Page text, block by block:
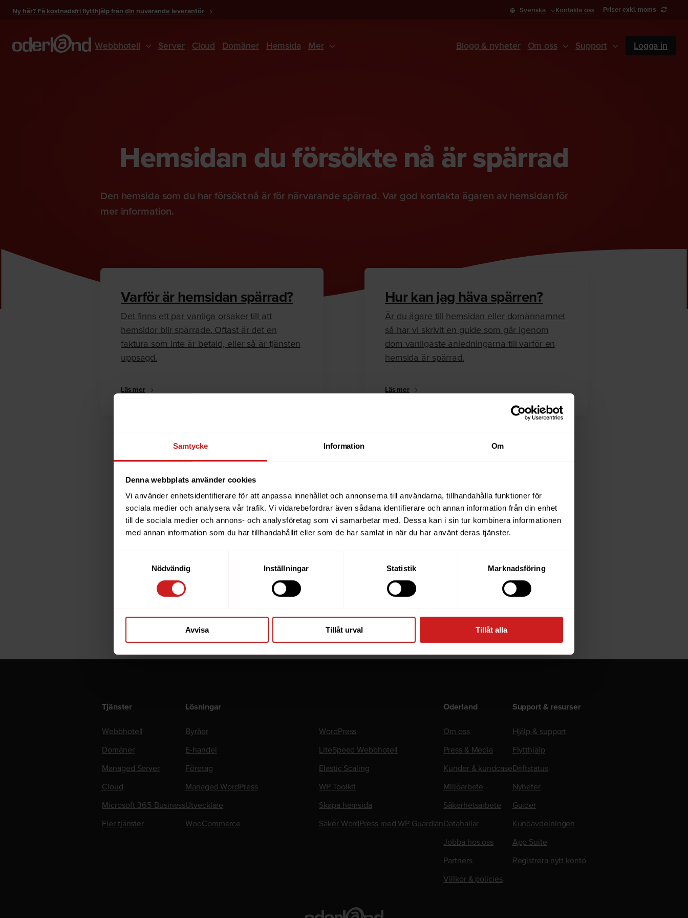
Samtycke Information Om
Denna webbplats använder cookies
Vi använder enhetsidentifierare för att anpassa innehållet och annonserna till användarna, tillhandahålla funktioner för
sociala medier och analysera vår trafik. Vi vidarebefordrar även sådana identifierare och annan information från din enhet
till de sociala medier och annons- och analysföretag som vi samarbetar med. Dessa kan i sin tur kombinera informationen
med annan information som du har tillhandahållit eller som de har samlat in när du har använt deras tjänster.
Nödvändig
Inställningar Statistik Marknadsföring
Avvisa Tillåt urval Tillåt alla
Ny här? Få kostnadsfri flytthjälp från din nuvarande leverantör Svenska Kontakta oss Priser exkl. moms
Webbhotell Server Cloud Domäner Hemsida Mer Blogg & nyheter Om oss Support Logga in
Hemsidan du försökte nå är spärrad
Den hemsida som du har försökt nå är för närvarande spärrad. Var god kontakta ägaren av hemsidan för
mer information.
Varför är hemsidan spärrad?
Det finns ett par vanliga orsaker till att
hemsidor blir spärrade. Oftast är det en
faktura som inte är betald, eller så är tjänsten
uppsagd.
Läs mer
Hur kan jag häva spärren?
Är du ägare till hemsidan eller domännamnet
så har vi skrivit en guide som går igenom
dom vanligaste anledningarna till varför en
hemsida är spärrad.
Läs mer
The website you were trying to reach
has been suspended
the website for further information.
If you are the owner of this website or domain pleaseread this FAQ
Tjänster
Webbhotell
Domäner
Managed Server
Cloud
Microsoft 365 Business
Fler tjänster
Lösningar
Byråer
E-handel
Företag
Managed WordPress
Utvecklare
WooCommerce
WordPress
LiteSpeed Webbhotell
Elastic Scaling
WP Toolkit
Skapa hemsida
Säker WordPress med WP Guardian
Oderland
Om oss
Press & Media
Kunder & kundcase
Miljöarbete
Säkerhetsarbete
Datahallar
Jobba hos oss
Partners
Villkor & policies
Support & resurser
Hjälp & support
Flytthjälp
Driftstatus
Nyheter
Guider
Kundavdelningen
App Suite
Registrera nytt konto